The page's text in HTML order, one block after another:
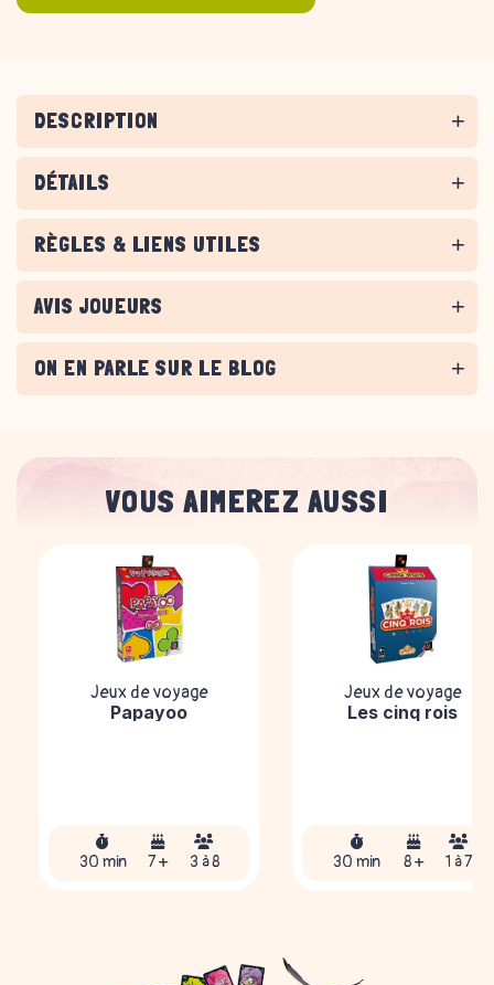
DESCRIPTION
DÉTAILS
RÈGLES & LIENS UTILES
AVIS JOUEURS
ON EN PARLE SUR LE BLOG
VOUS AIMEREZ AUSSI
Jeux de voyage
Papayoo
30 min 7 + 3 à 8
Jeux de voyage
Les cinq rois
30 min 8 + 1 à 7